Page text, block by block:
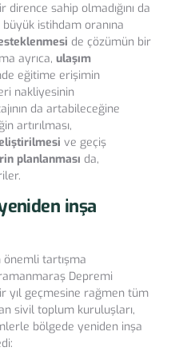
sahip olmadığını da
istihdam oranına
de çözümün bir
ayrıca, ulaşım
eğitime erişimin
nakliyesinin
da artabileceğine
artırılması,
ve geçiş
planlanması da,
inşa
önemli tartışma
Depremi
yıl geçmesine rağmen tüm
sivil toplum kuruluşları,
bölgede yeniden inşa